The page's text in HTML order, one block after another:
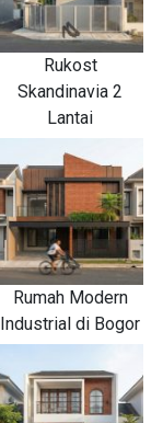
Rukost
Skandinavia 2
Lantai
Rumah Modern
Industrial di Bogor